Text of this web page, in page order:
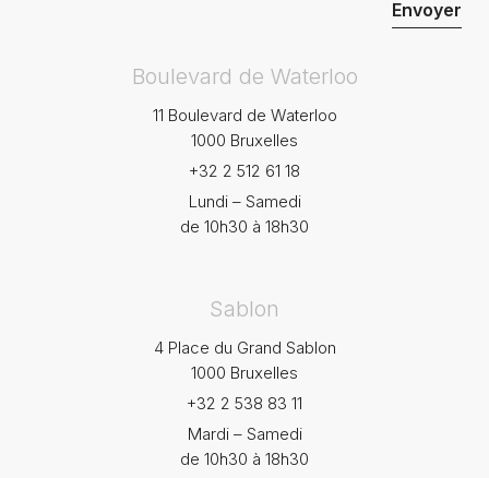
Boulevard de Waterloo
11 Boulevard de Waterloo
1000 Bruxelles
+32 2 512 61 18
Lundi – Samedi
de 10h30 à 18h30
Sablon
4 Place du Grand Sablon
1000 Bruxelles
+32 2 538 83 11
Mardi – Samedi
de 10h30 à 18h30